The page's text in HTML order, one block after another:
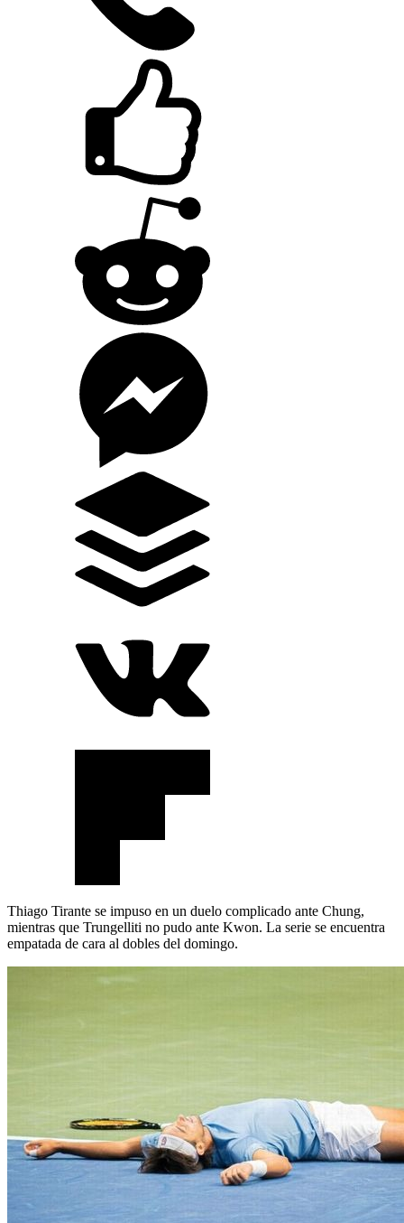
Thiago Tirante se impuso en un duelo complicado ante Chung,
mientras que Trungelliti no pudo ante Kwon. La serie se encuentra
empatada de cara al dobles del domingo.